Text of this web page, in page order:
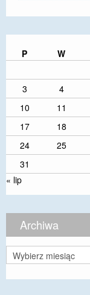
P
W
3
4
10
11
17
18
24
25
31
« lip
Archiwa
Archiwa